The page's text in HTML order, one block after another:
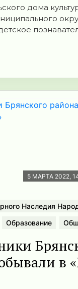
дома
5 МАРТА 2022,
Наследия
Образование
в